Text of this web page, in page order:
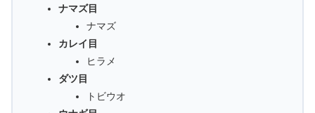
ナマズ目
ナマズ
カレイ目
ヒラメ
ダツ目
トビウオ